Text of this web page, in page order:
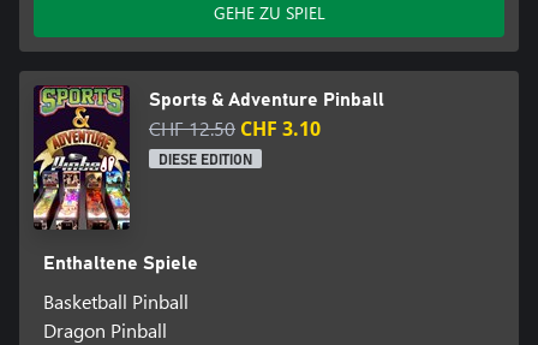
GEHE ZU SPIEL
Sports & Adventure Pinball
CHF 12.50 CHF 3.10
DIESE EDITION
Enthaltene Spiele
Basketball Pinball
Dragon Pinball